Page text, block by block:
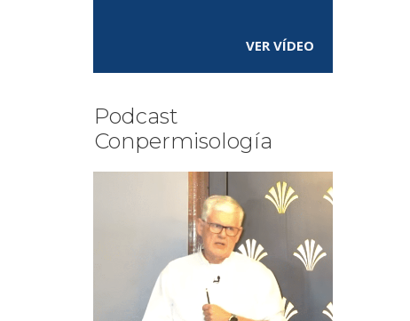
VER VÍDEO
Podcast
Conpermisología